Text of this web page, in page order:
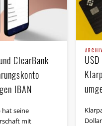
ClearBank
IBAN
hat seine
mit